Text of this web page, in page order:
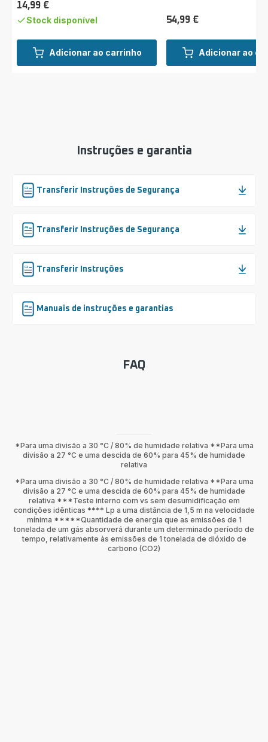
Adicionar ao carrinho
Preço
14,99 €
Stock disponível
Adicionar ao
Preço
54,99 €
Instruções e garantia
Transferir Instruções de Segurança
Transferir Instruções de Segurança
Transferir Instruções
Manuais de instruções e garantias
FAQ
*Para uma divisão a 30 °C / 80% de humidade relativa **Para uma
divisão a 27 °C e uma descida de 60% para 45% de humidade
relativa
*Para uma divisão a 30 °C / 80% de humidade relativa **Para uma
divisão a 27 °C e uma descida de 60% para 45% de humidade
relativa ***Teste interno com vs sem desumidificação em
condições idênticas **** Lp a uma distância de 1,5 m na velocidade
mínima *****Quantidade de energia que as emissões de 1
tonelada de um gás absorverá durante um determinado período de
tempo, relativamente às emissões de 1 tonelada de dióxido de
carbono (CO2)